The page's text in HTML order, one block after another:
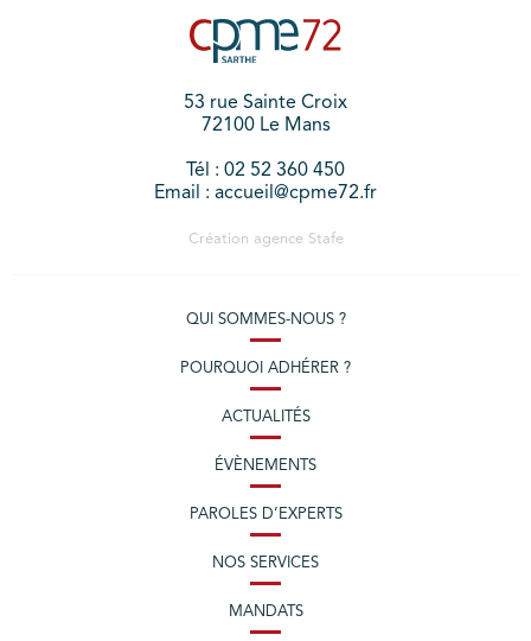
53 rue Sainte Croix
72100 Le Mans
Tél : 02 52 360 450
Email : accueil@cpme72.fr
Création agence Stafe
QUI SOMMES-NOUS ?
POURQUOI ADHÉRER ?
ACTUALITÉS
ÉVÈNEMENTS
PAROLES D’EXPERTS
NOS SERVICES
MANDATS